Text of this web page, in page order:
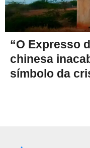
“O Expresso
chinesa
símbolo da